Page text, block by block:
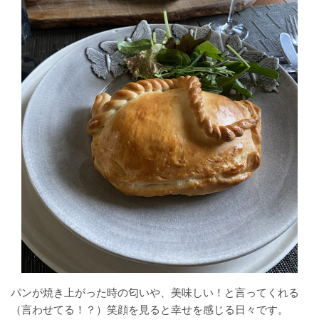
パンが焼き上がった時の匂いや、美味しい！と言ってくれる
（言わせてる！？）笑顔を見ると幸せを感じる日々です。